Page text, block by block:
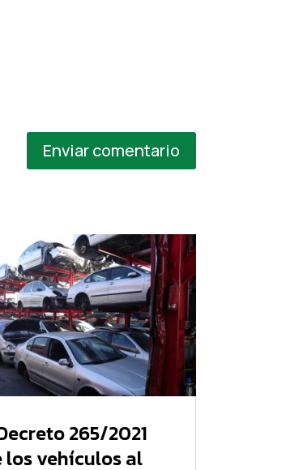
Enviar comentario
265/2021
los vehículos al